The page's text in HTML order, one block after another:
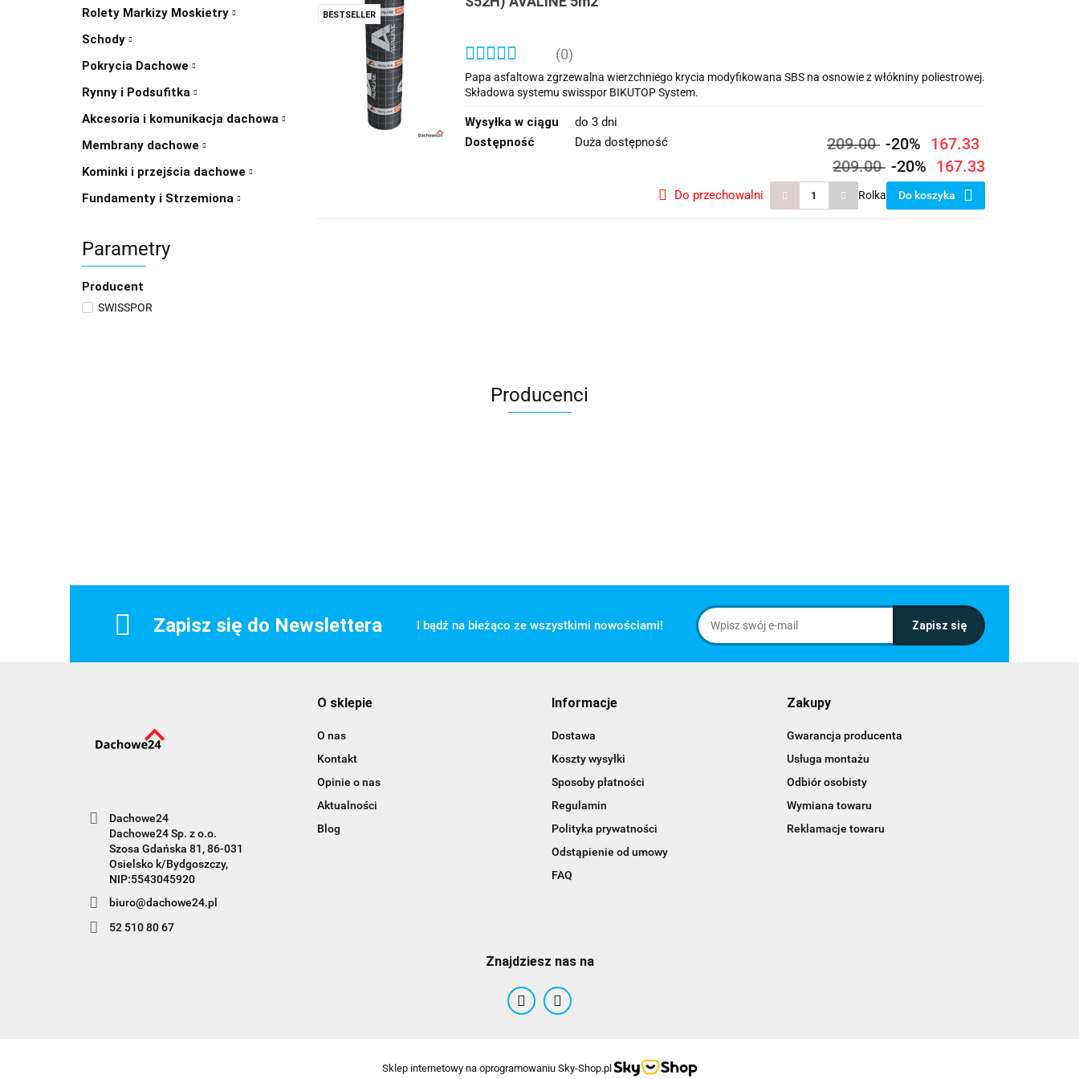
Rolety Markizy Moskietry
Schody
Pokrycia Dachowe
Rynny i Podsufitka
Akcesoria i komunikacja dachowa
Membrany dachowe
Kominki i przejścia dachowe
Fundamenty i Strzemiona
Parametry
Producent
SWISSPOR
BESTSELLER
(0)
Papa asfaltowa zgrzewalna wierzchniego krycia modyfikowana SBS na osnowie z włókniny poliestrowej.
Składowa systemu swisspor BIKUTOP System.
Wysyłka w ciągu
do 3 dni
Dostępność
Duża dostępność 209.00 -20% 167.33
209.00 -20% 167.33
Rolka Do koszyka
Do przechowalni
Producenci
Zapisz się do Newslettera I bądź na bieżąco ze wszystkimi nowościami!
Dachowe24
Dachowe24 Sp. z o.o.
Szosa Gdańska 81, 86-031
Osielsko k/Bydgoszczy,
NIP:5543045920
biuro@dachowe24.pl
52 510 80 67
O sklepie
O nas
Kontakt
Opinie o nas
Aktualności
Blog
Informacje
Dostawa
Koszty wysyłki
Sposoby płatności
Regulamin
Polityka prywatności
Odstąpienie od umowy
FAQ
Zakupy
Gwarancja producenta
Usługa montażu
Odbiór osobisty
Wymiana towaru
Reklamacje towaru
Znajdziesz nas na
Sklep internetowy na oprogramowaniu Sky-Shop.pl